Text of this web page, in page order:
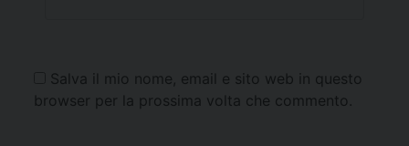
Salva il mio nome, email e sito web in questo
browser per la prossima volta che commento.